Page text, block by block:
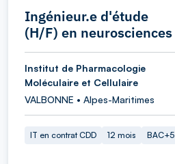
Ingénieur.e d'étude
(H/F) en neurosciences
Institut de Pharmacologie
Moléculaire et Cellulaire
VALBONNE • Alpes-Maritimes
IT en contrat CDD 12 mois BAC+5